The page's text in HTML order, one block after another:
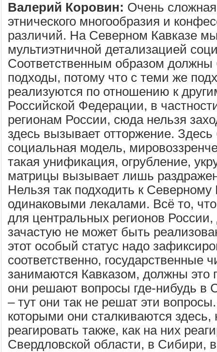
Валерий Коровин: Очень
этнического многообразия и
различий. На Северном Кавказе
мультиэтничной детализацией
Соответственным образом
подходы, потому что с теми же
реализуются по отношению к
Российской Федерации, в
регионам России, сюда нельзя
здесь вызывает отторжение.
социальная модель,
такая унификация, огрубление,
матрицы вызывает лишь
Нельзя так подходить к Северному
одинаковыми лекалами. Всё то,
для центральных регионов России,
зачастую не может быть
этот особый статус надо
соответственно, государственные
занимаются Кавказом, должны это
они решают вопросы где-нибудь в
– тут они так не решат эти
которыми они сталкиваются здесь,
реагировать также, как на них
Свердловской области, в Сибири,